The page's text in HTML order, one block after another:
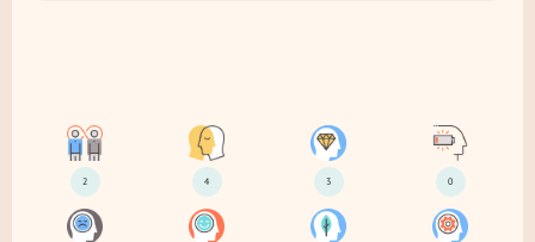
2 4 3 0